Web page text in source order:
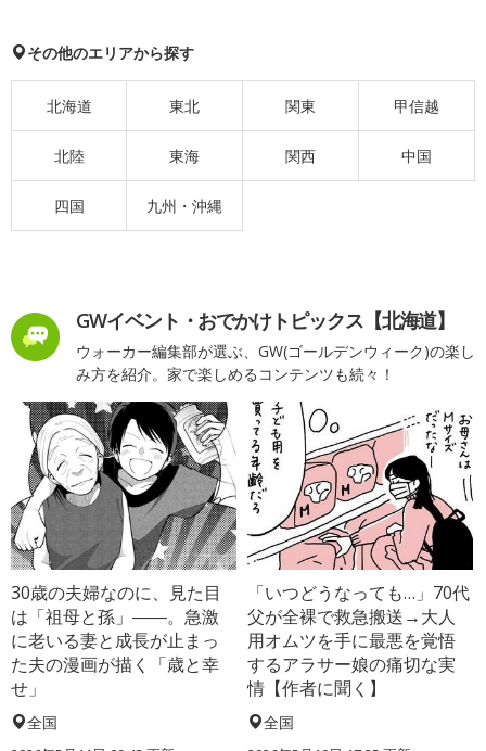
その他のエリアから探す
北海道 東北 関東 甲信越
北陸 東海 関西 中国
四国 九州・沖縄
GWイベント・おでかけトピックス【北海道】
ウォーカー編集部が選ぶ、GW(ゴールデンウィーク)の楽し
み方を紹介。家で楽しめるコンテンツも続々！
30歳の夫婦なのに、見た目
は「祖母と孫」――。急激
に老いる妻と成長が止まっ
た夫の漫画が描く「歳と幸
せ」
全国
「いつどうなっても…」70代
父が全裸で救急搬送→大人
用オムツを手に最悪を覚悟
するアラサー娘の痛切な実
情【作者に聞く】
全国